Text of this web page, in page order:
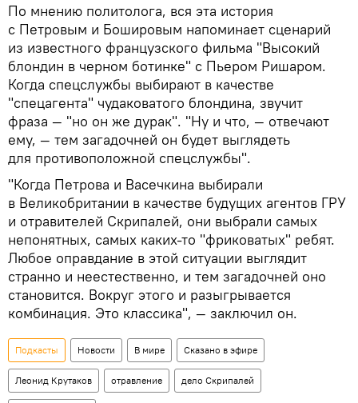
По мнению политолога, вся эта история
с Петровым и Бошировым напоминает сценарий
из известного французского фильма "Высокий
блондин в черном ботинке" с Пьером Ришаром.
Когда спецслужбы выбирают в качестве
"спецагента" чудаковатого блондина, звучит
фраза — "но он же дурак". "Ну и что, — отвечают
ему, — тем загадочней он будет выглядеть
для противоположной спецслужбы".
"Когда Петрова и Васечкина выбирали
в Великобритании в качестве будущих агентов ГРУ
и отравителей Скрипалей, они выбрали самых
непонятных, самых каких-то "фриковатых" ребят.
Любое оправдание в этой ситуации выглядит
странно и неестественно, и тем загадочней оно
становится. Вокруг этого и разыгрывается
комбинация. Это классика", — заключил он.
Подкасты Новости В мире Сказано в эфире
Леонид Крутаков отравление дело Скрипалей